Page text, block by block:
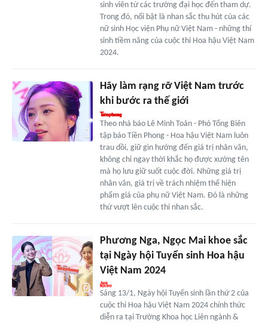
sinh viên từ các trường đại học đến tham dự.
Trong đó, nổi bật là nhan sắc thu hút của các
nữ sinh Học viện Phụ nữ Việt Nam - những thí
sinh tiềm năng của cuộc thi Hoa hậu Việt Nam
2024.
Hãy làm rạng rỡ Việt Nam trước
khi bước ra thế giới
Theo nhà báo Lê Minh Toản - Phó Tổng Biên
tập báo Tiền Phong - Hoa hậu Việt Nam luôn
trau dồi, giữ gìn hướng đến giá trị nhân văn,
không chỉ ngay thời khắc họ được xướng tên
mà họ lưu giữ suốt cuộc đời. Những giá trị
nhân văn, giá trị về trách nhiệm thể hiện
phẩm giá của phụ nữ Việt Nam. Đó là những
thứ vượt lên cuộc thi nhan sắc.
Phương Nga, Ngọc Mai khoe sắc
tại Ngày hội Tuyển sinh Hoa hậu
Việt Nam 2024
Sáng 13/1, Ngày hội Tuyển sinh lần thứ 2 của
cuộc thi Hoa hậu Việt Nam 2024 chính thức
diễn ra tại Trường Khoa học Liên ngành &